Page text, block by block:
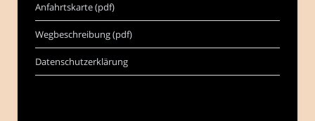
Anfahrtskarte (pdf)
Wegbeschreibung (pdf)
Datenschutzerklärung